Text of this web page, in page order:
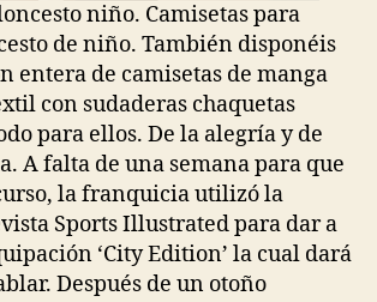
niño. Camisetas para
de niño. También disponéis
entera de camisetas de manga
con sudaderas chaquetas
para ellos. De la alegría y de
A falta de una semana para que
la franquicia utilizó la
Sports Illustrated para dar a
‘City Edition’ la cual dará
Después de un otoño